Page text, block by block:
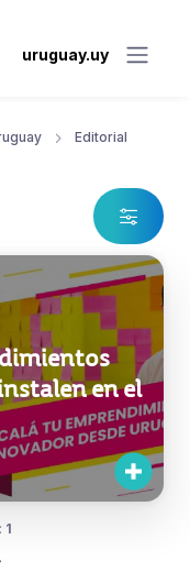
uruguay.uy
Editorial
en el
1